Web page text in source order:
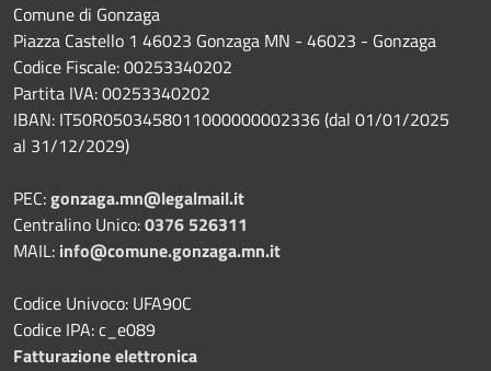
Comune di Gonzaga
Piazza Castello 1 46023 Gonzaga MN - 46023 - Gonzaga
Codice Fiscale: 00253340202
Partita IVA: 00253340202
IBAN: IT50R0503458011000000002336 (dal 01/01/2025
al 31/12/2029)
PEC:gonzaga.mn@legalmail.it
Centralino Unico:0376 526311
MAIL: info@comune.gonzaga.mn.it
Codice Univoco: UFA90C
Codice IPA: c_e089
Fatturazione elettronica